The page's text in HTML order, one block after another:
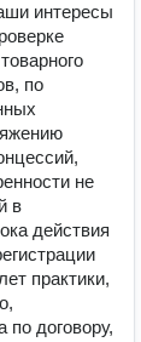
интересы
по
не
в
действия
практики,
по договору,